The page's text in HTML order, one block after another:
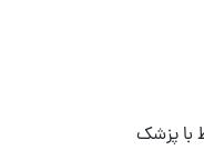
با پزشک